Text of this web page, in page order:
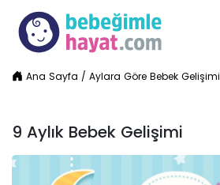
Ana Sayfa /Aylara Göre Bebek Gelişimi
9 Aylık Bebek Gelişimi